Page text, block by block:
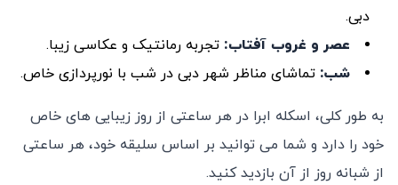
دبی.
عصر و غروب آفتاب: تجربه رمانتیک و عکاسی زیبا.
شب: تماشای مناظر شهر دبی در شب با نورپردازی خاص.
به طور کلی، اسکله ابرا در هر ساعتی از روز زیبایی‌ های خاص
خود را دارد و شما می ‌توانید بر اساس سلیقه خود، هر ساعتی
از شبانه روز از آن بازدید کنید.